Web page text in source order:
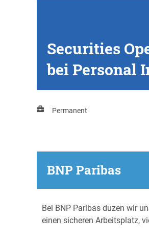
Securities
bei Personal
Permanent
BNP Paribas
Bei BNP Paribas duzen wir
einen sicheren Arbeitsplatz,